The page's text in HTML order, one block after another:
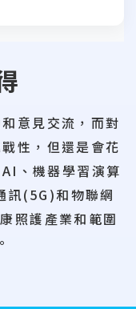
意見交流，而對
性，但還是會花
、機器學習演算
訊(5G)和物聯網
照護產業和範圍